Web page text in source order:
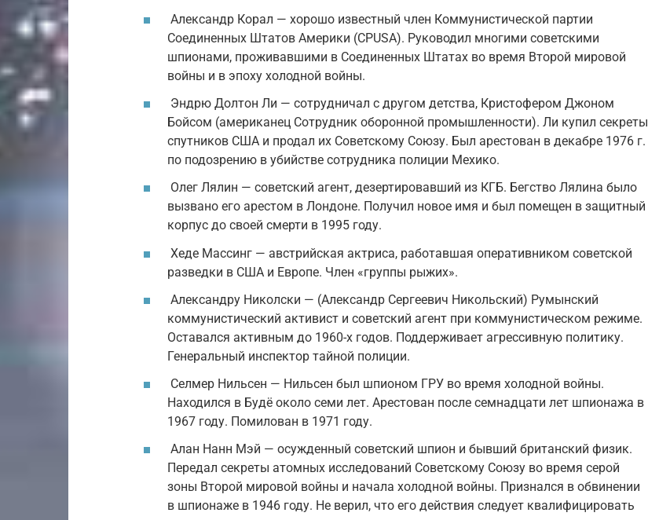
Александр Корал — хорошо известный член Коммунистической партии
Соединенных Штатов Америки (CPUSA). Руководил многими советскими
шпионами, проживавшими в Соединенных Штатах во время Второй мировой
войны и в эпоху холодной войны.
Эндрю Долтон Ли — сотрудничал с другом детства, Кристофером Джоном
Бойсом (американец Сотрудник оборонной промышленности). Ли купил секреты
спутников США и продал их Советскому Союзу. Был арестован в декабре 1976 г.
по подозрению в убийстве сотрудника полиции Мехико.
Олег Лялин — советский агент, дезертировавший из КГБ. Бегство Лялина было
вызвано его арестом в Лондоне. Получил новое имя и был помещен в защитный
корпус до своей смерти в 1995 году.
Хеде Массинг — австрийская актриса, работавшая оперативником советской
разведки в США и Европе. Член «группы рыжих».
Александру Николски — (Александр Сергеевич Никольский) Румынский
коммунистический активист и советский агент при коммунистическом режиме.
Оставался активным до 1960-х годов. Поддерживает агрессивную политику.
Генеральный инспектор тайной полиции.
Селмер Нильсен — Нильсен был шпионом ГРУ во время холодной войны.
Находился в Будё около семи лет. Арестован после семнадцати лет шпионажа в
1967 году. Помилован в 1971 году.
Алан Нанн Мэй — осужденный советский шпион и бывший британский физик.
Передал секреты атомных исследований Советскому Союзу во время серой
зоны Второй мировой войны и начала холодной войны. Признался в обвинении
в шпионаже в 1946 году. Не верил, что его действия следует квалифицировать